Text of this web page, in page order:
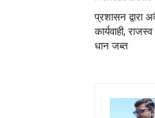
प्रशासन द्वारा
कार्यवाही,
धान जब्त